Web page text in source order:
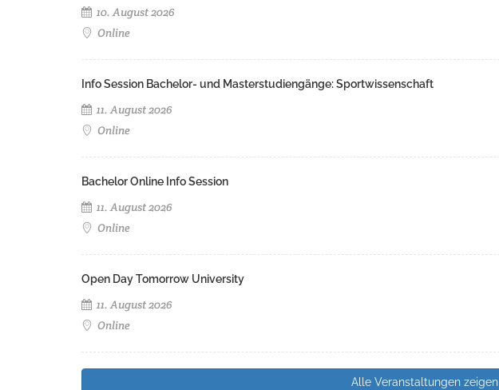
10. August 2026
Online
Info Session Bachelor- und Masterstudiengänge: Sportwissenschaft
11. August 2026
Online
Bachelor Online Info Session
11. August 2026
Online
Open Day Tomorrow University
11. August 2026
Online
Alle Veranstaltungen zeigen